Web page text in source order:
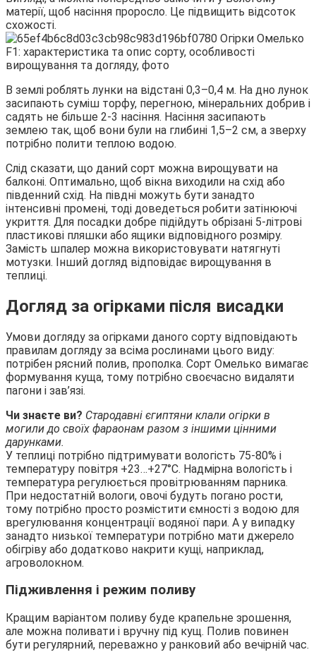
матерії, щоб насіння проросло. Це підвищить відсоток
схожості.
В землі роблять лунки на відстані 0,3–0,4 м. На дно лунок
засипають суміш торфу, перегною, мінеральних добрив і
садять не більше 2-3 насіння. Насіння засипають
землею так, щоб вони були на глибині 1,5–2 см, а зверху
потрібно полити теплою водою.
Слід сказати, що даний сорт можна вирощувати на
балконі. Оптимально, щоб вікна виходили на схід або
південний схід. На півдні можуть бути занадто
інтенсивні промені, тоді доведеться робити затінюючі
укриття. Для посадки добре підійдуть обрізані 5-літрові
пластикові пляшки або ящики відповідного розміру.
Замість шпалер можна використовувати натягнуті
мотузки. Інший догляд відповідає вирощування в
теплиці.
Догляд за огірками після висадки
Умови догляду за огірками даного сорту відповідають
правилам догляду за всіма рослинами цього виду:
потрібен рясний полив, прополка. Сорт Омелько вимагає
формування куща, тому потрібно своєчасно видаляти
пагони і зав’язі.
Чи знаєте ви? Стародавні єгиптяни клали огірки в
могили до своїх фараонам разом з іншими цінними
дарунками.
У теплиці потрібно підтримувати вологість 75-80% і
температуру повітря +23…+27°С. Надмірна вологість і
температура регулюється провітрюванням парника.
При недостатній вологи, овочі будуть погано рости,
тому потрібно просто розмістити ємності з водою для
врегулювання концентрації водяної пари. А у випадку
занадто низької температури потрібно мати джерело
обігріву або додатково накрити кущі, наприклад,
агроволокном.
Підживлення і режим поливу
Кращим варіантом поливу буде крапельне зрошення,
але можна поливати і вручну під кущ. Полив повинен
бути регулярний, переважно у ранковий або вечірній час.